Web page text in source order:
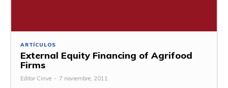
ARTÍCULOS
External Equity Financing of Agrifood
Firms
Editor Cinve - 7 noviembre, 2011